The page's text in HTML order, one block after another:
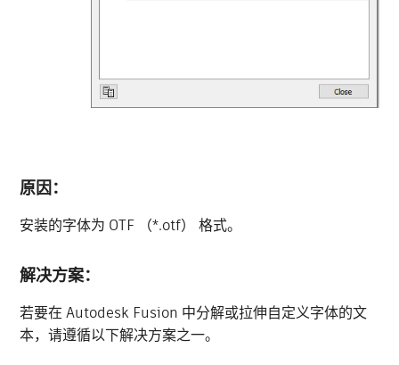
原因：
安装的字体为 OTF （*.otf） 格式。
解决方案：
若要在 Autodesk Fusion 中分解或拉伸自定义字体的文
本，请遵循以下解决方案之一。